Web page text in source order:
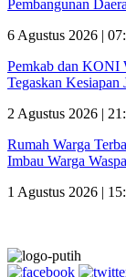
Pembangunan
6 Agustus 2026 |
Pemkab dan KONI
Tegaskan Kesiapan
2 Agustus 2026 |
Rumah Warga
Imbau Warga
1 Agustus 2026 |